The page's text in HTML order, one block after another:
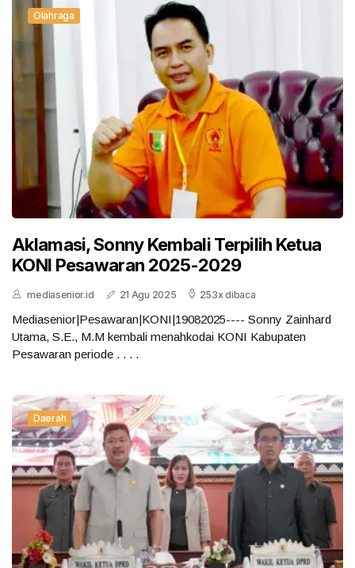
Olahraga
Aklamasi, Sonny Kembali Terpilih Ketua
KONI Pesawaran 2025-2029
mediasenior.id 21 Agu 2025 253x dibaca
Mediasenior|Pesawaran|KONI|19082025---- Sonny Zainhard
Utama, S.E., M.M kembali menahkodai KONI Kabupaten
Pesawaran periode . . . .
Daerah